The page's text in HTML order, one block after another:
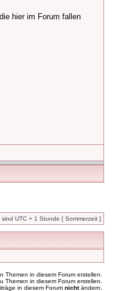
hier im Forum fallen
sind UTC + 1 Stunde [ Sommerzeit ]
Themen in diesem Forum erstellen.
Themen in diesem Forum erstellen.
in diesem Forum nichtändern.